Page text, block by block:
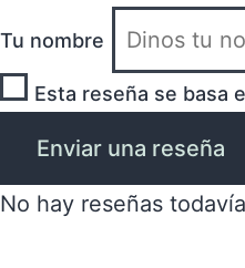
Tu nombre
Esta reseña se basa
Enviar una reseña
No hay reseñas